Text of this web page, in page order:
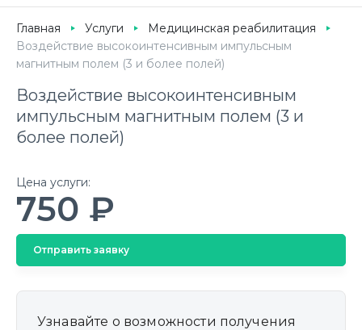
Главная Услуги
Медицинская реабилитация
Воздействие высокоинтенсивным импульсным
магнитным полем (3 и более полей)
Воздействие высокоинтенсивным
импульсным магнитным полем (3 и
более полей)
Цена услуги:
750 ₽
Отправить заявку
Узнавайте о возможности получения